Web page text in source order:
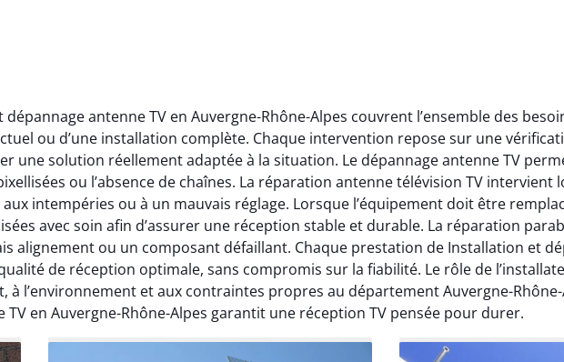
antenne TV en Auvergne-Rhône-Alpes couvrent l’ensemble des
ou d’une installation complète. Chaque intervention repose sur une
une solution réellement adaptée à la situation. Le dépannage antenne TV
ou l’absence de chaînes. La réparation antenne télévision TV intervient
intempéries ou à un mauvais réglage. Lorsque l’équipement doit être
avec soin afin d’assurer une réception stable et durable. La réparation
alignement ou un composant défaillant. Chaque prestation de Installation et
de réception optimale, sans compromis sur la fiabilité. Le rôle de
à l’environnement et aux contraintes propres au département Auvergne-
en Auvergne-Rhône-Alpes garantit une réception TV pensée pour durer.